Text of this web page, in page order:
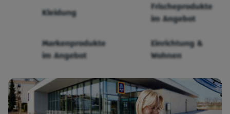
Kleidung
Frischeprodukte
im Angebot
Markenprodukte
im Angebot
Einrichtung &
Wohnen